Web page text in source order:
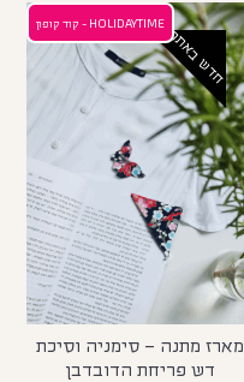
חדש באתר
HOLIDAYTIME - קוד קופון
מארז מתנה – סימניה וסיכת
דש פריחת הדובדבן